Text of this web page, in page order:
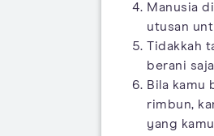
Manusia
utusan
Tidakkah
berani
Bila kamu
rimbun,
yang